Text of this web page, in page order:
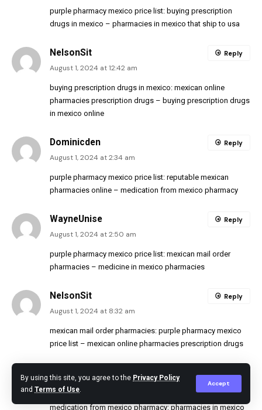
By using this site, you agree to the Privacy Policy
and Terms of Use.
Accept
purple pharmacy mexico price list: buying prescription
drugs in mexico – pharmacies in mexico that ship to usa
NelsonSit
August 1, 2024 at 12:42 am
buying prescription drugs in mexico: mexican online
pharmacies prescription drugs – buying prescription drugs
in mexico online
Reply
Dominicden
August 1, 2024 at 2:34 am
purple pharmacy mexico price list: reputable mexican
pharmacies online – medication from mexico pharmacy
Reply
WayneUnise
August 1, 2024 at 2:50 am
purple pharmacy mexico price list: mexican mail order
pharmacies – medicine in mexico pharmacies
Reply
NelsonSit
August 1, 2024 at 8:32 am
mexican mail order pharmacies: purple pharmacy mexico
price list – mexican online pharmacies prescription drugs
Reply
NelsonSit
August 1, 2024 at 4:20 pm
medication from mexico pharmacy: pharmacies in mexico
Reply